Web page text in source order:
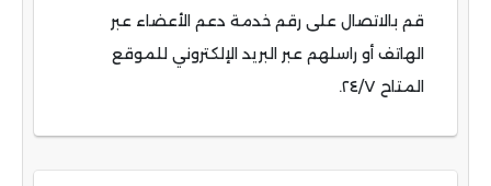
قم بالاتصال على رقم خدمة دعم الأعضاء عبر
الهاتف أو راسلهم عبر البريد الإلكتروني للموقع
المتاح ٢٤/٧.